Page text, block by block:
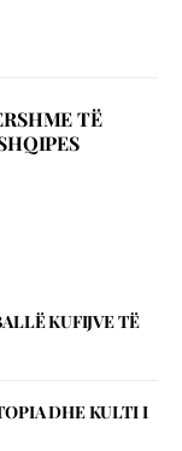
TË
KUFIJVE TЁ
DHE KULTI I